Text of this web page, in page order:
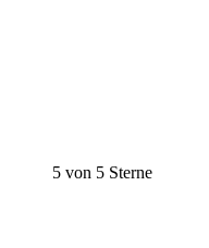
5 von 5 Sterne